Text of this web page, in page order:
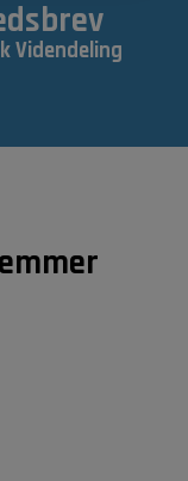
Videndeling